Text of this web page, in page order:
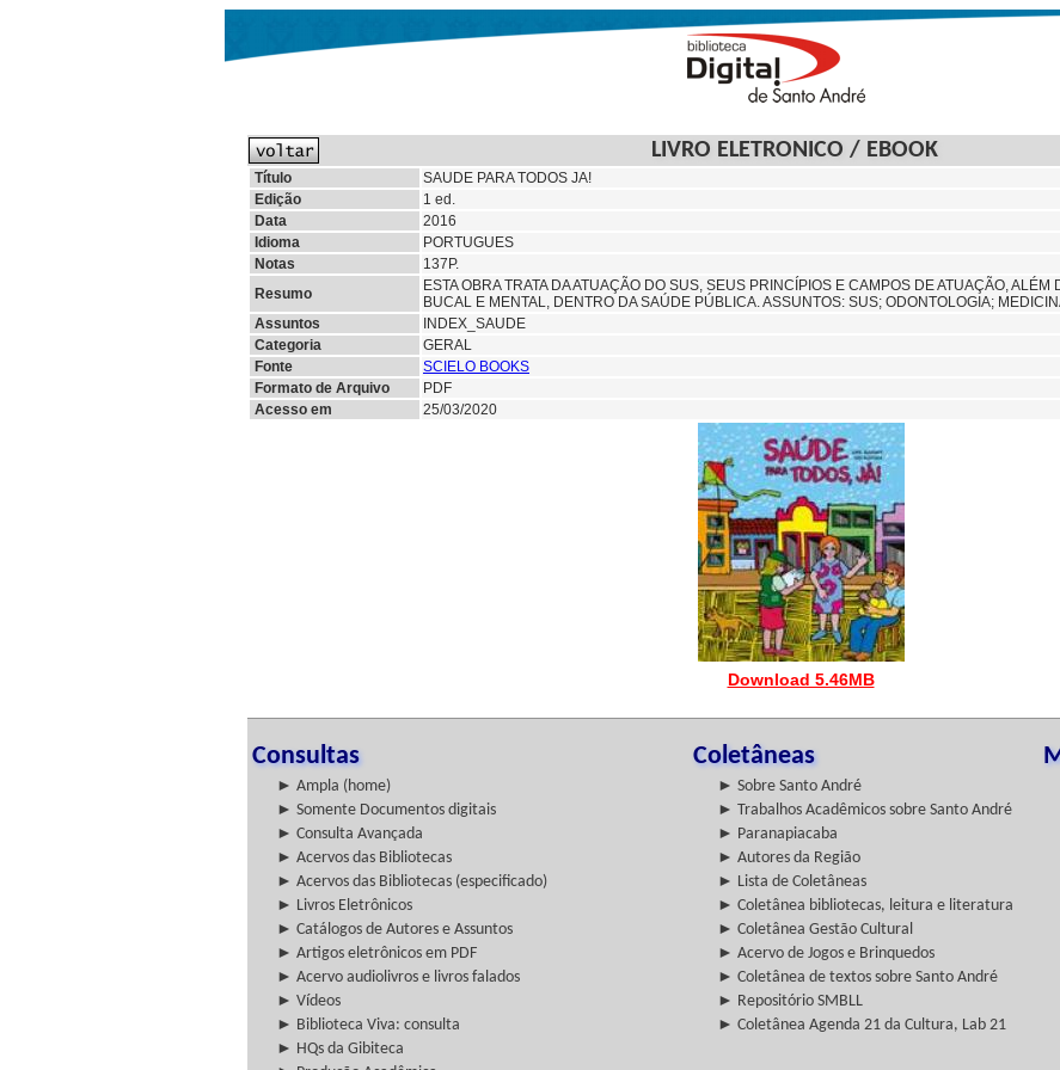
LIVRO ELETRONICO / EBOOK
Título
SAUDE PARA TODOS JA!
Edição
1 ed.
Data
2016
Idioma
PORTUGUES
Notas
137P.
Resumo
ESTA OBRA TRATA DA ATUAÇÃO DO SUS, SEUS PRINCÍPIOS E CAMPOS DE ATUAÇÃO,
BUCAL E MENTAL, DENTRO DA SAÚDE PÚBLICA. ASSUNTOS: SUS; ODONTOLOGIA;
Assuntos
INDEX_SAUDE
Categoria
GERAL
Fonte
SCIELO BOOKS
Formato de Arquivo
PDF
Acesso em
25/03/2020
Download 5.46MB
Consultas Coletâneas
► Ampla (home) ► Sobre Santo André
► Somente Documentos digitais
► Trabalhos Acadêmicos sobre Santo André
► Consulta Avançada
► Paranapiacaba
► Acervos das Bibliotecas
► Autores da Região
► Acervos das Bibliotecas (especificado)
► Lista de Coletâneas
► Livros Eletrônicos
► Coletânea bibliotecas, leitura e literatura
► Catálogos de Autores e Assuntos
► Coletânea Gestão Cultural
► Artigos eletrônicos em PDF
► Acervo de Jogos e Brinquedos
► Acervo audiolivros e livros falados
► Coletânea de textos sobre Santo André
► Vídeos
► Repositório SMBLL
► Biblioteca Viva: consulta
► Coletânea Agenda 21 da Cultura, Lab 21
► HQs da Gibiteca